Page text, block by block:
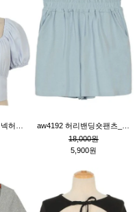
18,000원
5,900원